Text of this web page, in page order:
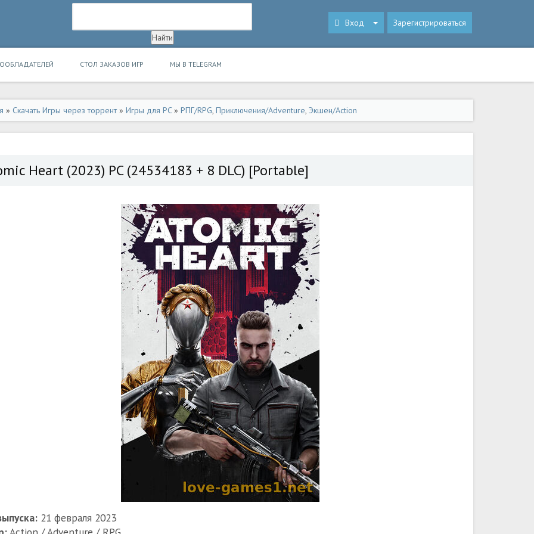
Вход Зарегистрироваться
СТОЛ ЗАКАЗОВ ИГР МЫ В TELEGRAM
» Скачать Игры через торрент» Игры для PC» РПГ/RPG, Приключения/Adventure, Экшен/Action
Heart (2023) PC (24534183 + 8 DLC) [Portable]
21 февраля 2023